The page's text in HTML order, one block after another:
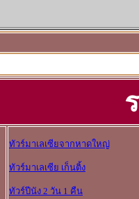
ทัวร์มาเลเซียจากหาดใหญ่
ทัวร์มาเลเซีย เก็นติ้ง
ทัวร์ปีนัง 2 วัน 1 คืน